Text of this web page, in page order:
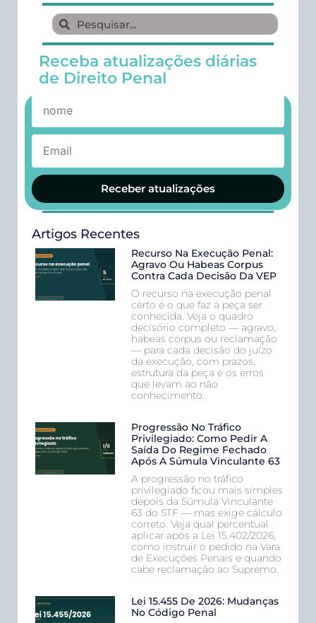
Receba atualizações diárias
de Direito Penal
Receber atualizações
Artigos Recentes
Recurso Na Execução Penal:
Agravo Ou Habeas Corpus
Contra Cada Decisão Da VEP
O recurso na execução penal
certo é o que faz a peça ser
conhecida. Veja o quadro
decisório completo — agravo,
habeas corpus ou reclamação
— para cada decisão do juízo
da execução, com prazos,
estrutura da peça e os erros
que levam ao não
conhecimento.
Progressão No Tráfico
Privilegiado: Como Pedir A
Saída Do Regime Fechado
Após A Súmula Vinculante 63
A progressão no tráfico
privilegiado ficou mais simples
depois da Súmula Vinculante
63 do STF — mas exige cálculo
correto. Veja qual percentual
aplicar após a Lei 15.402/2026,
como instruir o pedido na Vara
de Execuções Penais e quando
cabe reclamação ao Supremo.
Lei 15.455 De 2026: Mudanças
No Código Penal